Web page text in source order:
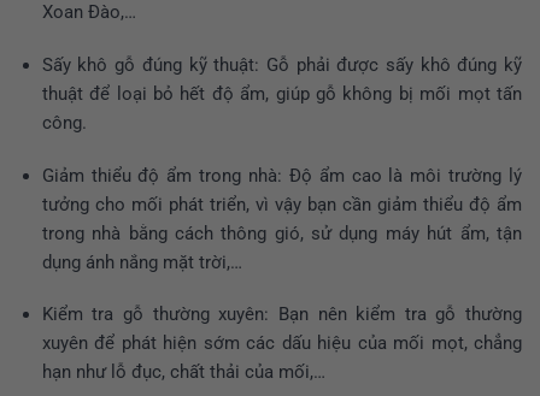
Xoan Đào,…
Sấy khô gỗ đúng kỹ thuật: Gỗ phải được sấy khô đúng kỹ
thuật để loại bỏ hết độ ẩm, giúp gỗ không bị mối mọt tấn
công.
Giảm thiểu độ ẩm trong nhà: Độ ẩm cao là môi trường lý
tưởng cho mối phát triển, vì vậy bạn cần giảm thiểu độ ẩm
trong nhà bằng cách thông gió, sử dụng máy hút ẩm, tận
dụng ánh nắng mặt trời,…
Kiểm tra gỗ thường xuyên: Bạn nên kiểm tra gỗ thường
xuyên để phát hiện sớm các dấu hiệu của mối mọt, chẳng
hạn như lỗ đục, chất thải của mối,…